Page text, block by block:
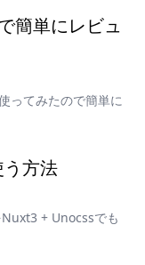
簡単にレビュ
ってみたので簡単に
方法
+ Unocssでも